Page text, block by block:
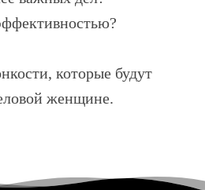
которые будут
женщине.